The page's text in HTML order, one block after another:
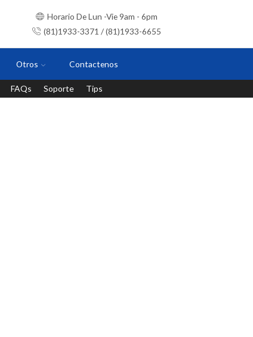
Horario De Lun -Vie 9am - 6pm
(81)1933-3371 / (81)1933-6655
Otros Contactenos
FAQs Soporte Tips